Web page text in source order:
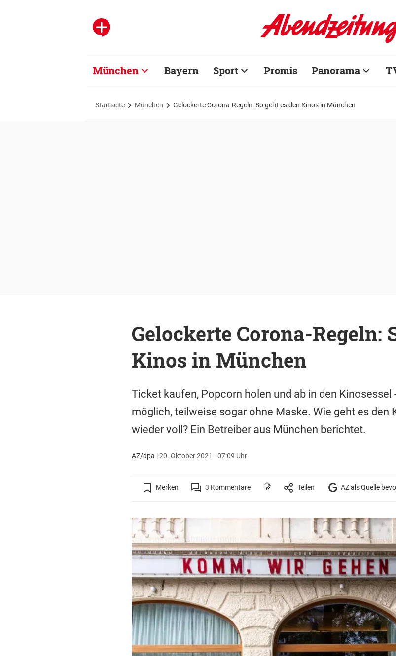
München Bayern Sport Promis Panorama
Startseite München Gelockerte Corona-Regeln: So geht es den Kinos in München
Gelockerte Corona-Regeln:
Kinos in München
Ticket kaufen, Popcorn holen und ab in den Kinosessel
möglich, teilweise sogar ohne Maske. Wie geht es den
wieder voll? Ein Betreiber aus München berichtet.
AZ/dpa |20. Oktober 2021 - 07:09 Uhr
Merken 3 Kommentare Teilen AZ als Quelle